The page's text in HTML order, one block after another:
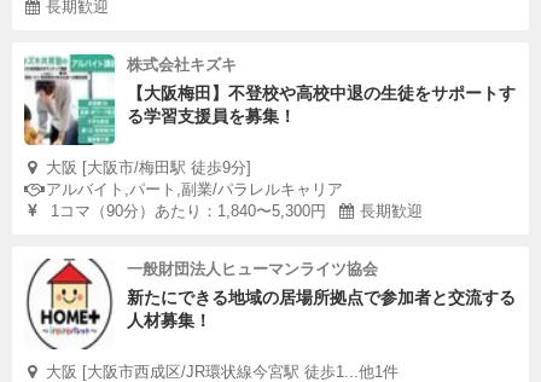
長期歓迎
株式会社キズキ
【大阪梅田】不登校や高校中退の生徒をサポートす
る学習支援員を募集！
大阪 [大阪市/梅田駅 徒歩9分]
アルバイト,パート,副業/パラレルキャリア
1コマ（90分）あたり：1,840〜5,300円
長期歓迎
一般財団法人ヒューマンライツ協会
新たにできる地域の居場所拠点で参加者と交流する
人材募集！
大阪 [大阪市西成区/JR環状線今宮駅 徒歩1...他1件